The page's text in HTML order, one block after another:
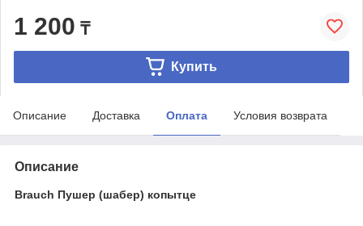
1 200 ₸
Купить
Описание Доставка Оплата Условия возврата
Описание
Brauch Пушер (шабер) копытце